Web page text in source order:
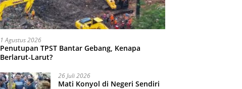
1 Agustus 2026
Penutupan TPST Bantar Gebang, Kenapa
Berlarut-Larut?
26 Juli 2026
Mati Konyol di Negeri Sendiri